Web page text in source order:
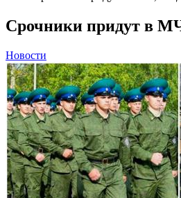
Срочники придут в
Новости